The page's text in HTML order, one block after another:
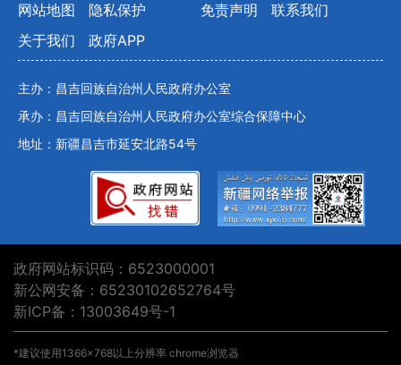
网站地图 隐私保护 免责声明
联系我们
关于我们
政府APP
主办：昌吉回族自治州人民政府办公室
承办：昌吉回族自治州人民政府办公室综合保障中心
地址：新疆昌吉市延安北路54号
政府网站标识码：6523000001
新公网安备：65230102652764号
新ICP备：13003649号-1
*建议使用1366×768以上分辨率 chrome浏览器